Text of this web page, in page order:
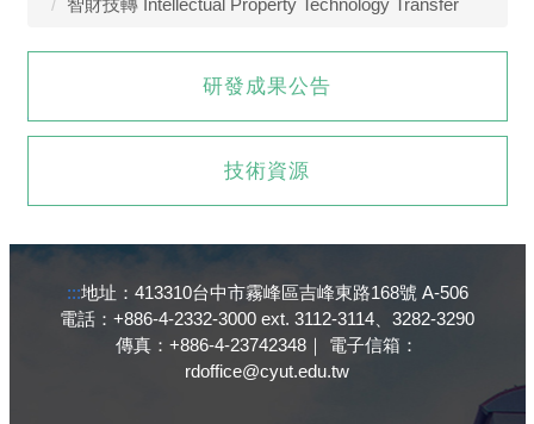
智財技轉 Intellectual Property Technology Transfer
研發成果公告
技術資源
:::地址：413310台中市霧峰區吉峰東路168號 A-506
電話：+886-4-2332-3000 ext. 3112-3114、3282-3290
傳真：+886-4-23742348｜ 電子信箱：
rdoffice@cyut.edu.tw